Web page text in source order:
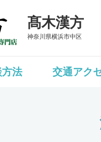
髙木漢方
神奈川県横浜市中区
法 交通アク